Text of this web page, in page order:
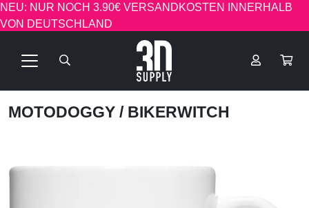
NEU: NUR NOCH 3.90€ VERSANDKOSTEN INNERHALB
VON DEUTSCHLAND
MOTODOGGY / BIKERWITCH